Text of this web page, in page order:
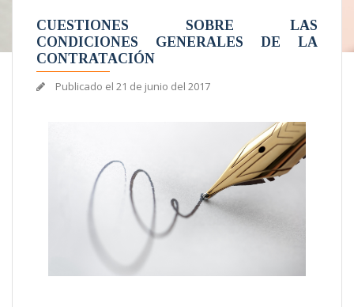
CUESTIONES SOBRE LAS
CONDICIONES GENERALES DE LA
CONTRATACIÓN
Publicado el 21 de junio del 2017